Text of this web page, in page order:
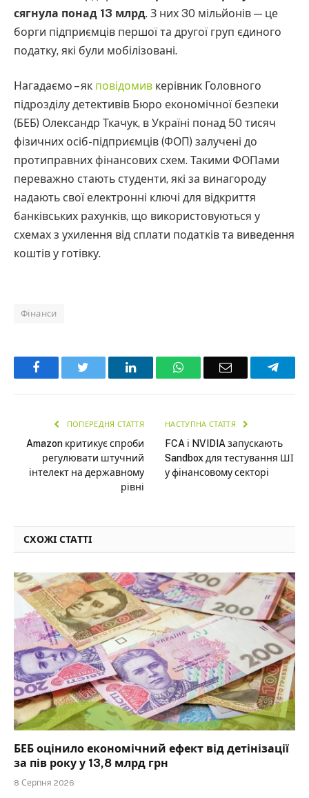
сягнула понад 13 млрд. З них 30 мільйонів — це
борги підприємців першої та другої груп єдиного
податку, які були мобілізовані.
Нагадаємо – як повідомив керівник Головного
підрозділу детективів Бюро економічної безпеки
(БЕБ) Олександр Ткачук, в Україні понад 50 тисяч
фізичних осіб-підприємців (ФОП) залучені до
протиправних фінансових схем. Такими ФОПами
переважно стають студенти, які за винагороду
надають свої електронні ключі для відкриття
банківських рахунків, що використовуються у
схемах з ухилення від сплати податків та виведення
коштів у готівку.
Фінанси
Facebook LinkedInWhatsAppEmail
ПОПЕРЕДНЯ СТАТТЯ
Amazon критикує спроби
регулювати штучний
інтелект на державному
рівні
НАСТУПНА СТАТТЯ
FCA і NVIDIA запускають
Sandbox для тестування ШІ
у фінансовому секторі
СХОЖІ СТАТТІ
БЕБ оцінило економічний ефект від детінізації
за пів року у 13,8 млрд грн
8 Серпня 2026